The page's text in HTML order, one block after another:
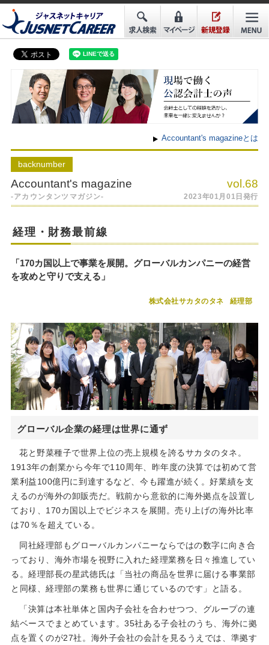
Accountant's magazineとは
backnumber
Accountant's magazine vol.68
-アカウンタンツマガジン- 2023年01月01日発行
経理・財務最前線
「170カ国以上で事業を展開。グローバルカンパニーの経営
を攻めと守りで支える」
株式会社サカタのタネ 経理部
グローバル企業の経理は世界に通ず
花と野菜種子で世界上位の売上規模を誇るサカタのタネ。
1913年の創業から今年で110周年、昨年度の決算では初めて営
業利益100億円に到達するなど、今も躍進が続く。好業績を支
えるのが海外の卸販売だ。戦前から意欲的に海外拠点を設置し
ており、170カ国以上でビジネスを展開。売り上げの海外比率
は70％を超えている。
同社経理部もグローバルカンパニーならではの数字に向き合
っており、海外市場を視野に入れた経理業務を日々推進してい
る。経理部長の星武徳氏は「当社の商品を世界に届ける事業部
と同様、経理部の業務も世界に通じているのです」と語る。
「決算は本社単体と国内子会社を合わせつつ、グループの連
結ベースでまとめています。35社ある子会社のうち、海外に拠
点を置くのが27社。海外子会社の会計を見るうえでは、準拠す